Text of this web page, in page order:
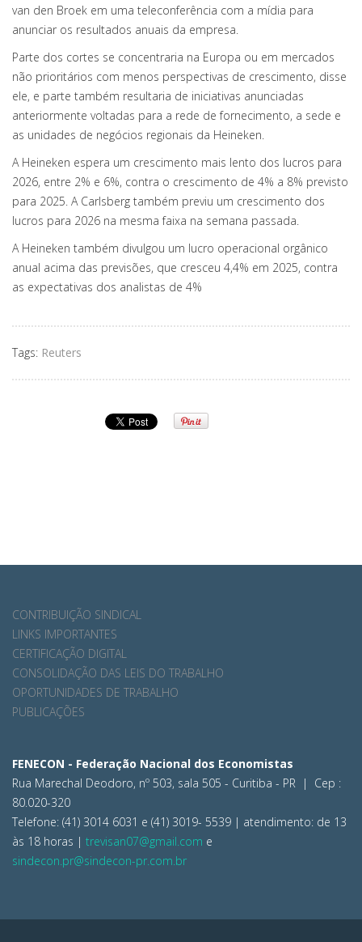
van den Broek em uma teleconferência com a mídia para
anunciar os resultados anuais da empresa.
Parte dos cortes se concentraria na Europa ou em mercados
não prioritários com menos perspectivas de crescimento, disse
ele, e parte também resultaria de iniciativas anunciadas
anteriormente voltadas para a rede de fornecimento, a sede e
as unidades de negócios regionais da Heineken.
A Heineken espera um crescimento mais lento dos lucros para
2026, entre 2% e 6%, contra o crescimento de 4% a 8% previsto
para 2025. A Carlsberg também previu um crescimento dos
lucros para 2026 na mesma faixa na semana passada.
A Heineken também divulgou um lucro operacional orgânico
anual acima das previsões, que cresceu 4,4% em 2025, contra
as expectativas dos analistas de 4%
Tags: Reuters
CONTRIBUIÇÃO SINDICAL
LINKS IMPORTANTES
CERTIFICAÇÃO DIGITAL
CONSOLIDAÇÃO DAS LEIS DO TRABALHO
OPORTUNIDADES DE TRABALHO
PUBLICAÇÕES
FENECON - Federação Nacional dos Economistas
Rua Marechal Deodoro, nº 503, sala 505 - Curitiba - PR | Cep :
80.020-320
Telefone: (41) 3014 6031 e (41) 3019- 5539 | atendimento: de 13
às 18 horas | trevisan07@gmail.com e
sindecon.pr@sindecon-pr.com.br